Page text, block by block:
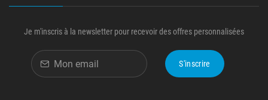
Je m'inscris à la newsletter pour recevoir des offres personnalisées
S'inscrire